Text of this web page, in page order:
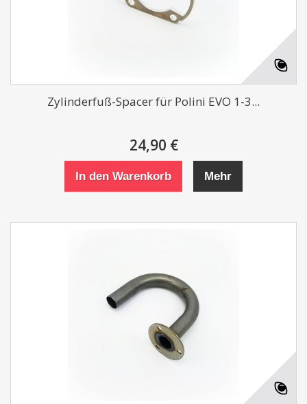
Zylinderfuß-Spacer für Polini EVO 1-3...
24,90 €
In den Warenkorb Mehr